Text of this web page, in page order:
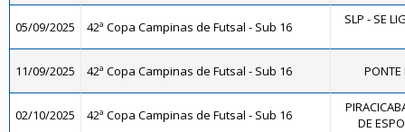
05/09/2025 42ª Copa Campinas de Futsal - Sub 16 SLP - SE
11/09/2025 42ª Copa Campinas de Futsal - Sub 16 PONTE
02/10/2025 42ª Copa Campinas de Futsal - Sub 16
DE